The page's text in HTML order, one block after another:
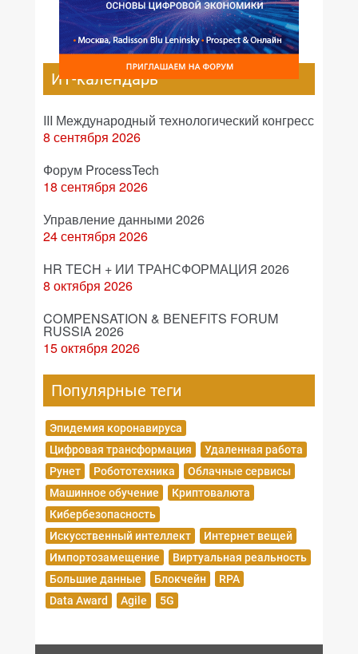
ИТ-календарь
III Международный технологический конгресс
8 сентября 2026
Форум ProcessTech
18 сентября 2026
Управление данными 2026
24 сентября 2026
HR TECH + ИИ ТРАНСФОРМАЦИЯ 2026
8 октября 2026
COMPENSATION & BENEFITS FORUM
RUSSIA 2026
15 октября 2026
Популярные теги
Эпидемия коронавируса
Цифровая трансформация
Удаленная работа
Рунет
Робототехника
Облачные сервисы
Машинное обучение
Криптовалюта
Кибербезопасность
Искусственный интеллект
Интернет вещей
Импортозамещение
Виртуальная реальность
Большие данные
Блокчейн
RPA
Data Award
Agile 5G